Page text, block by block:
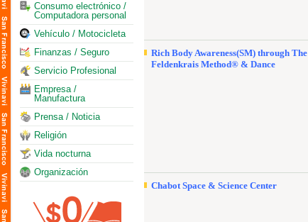
Consumo electrónico /
Computadora personal
Vehículo / Motocicleta
Finanzas / Seguro
Servicio Profesional
Empresa /
Manufactura
Prensa / Noticia
Religión
Vida nocturna
Organización
Rich Body Awareness(SM) through The
Feldenkrais Method® & Dance
Chabot Space & Science Center